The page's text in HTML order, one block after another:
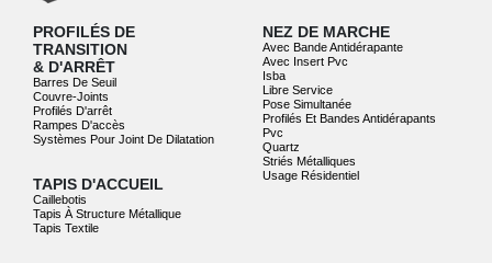
PROFILÉS DE
TRANSITION
& D'ARRÊT
Barres De Seuil
Couvre-Joints
Profilés D'arrêt
Rampes D'accès
Systèmes Pour Joint De Dilatation
TAPIS D'ACCUEIL
Caillebotis
Tapis À Structure Métallique
Tapis Textile
NEZ DE MARCHE
Avec Bande Antidérapante
Avec Insert Pvc
Isba
Libre Service
Pose Simultanée
Profilés Et Bandes Antidérapants
Pvc
Quartz
Striés Métalliques
Usage Résidentiel